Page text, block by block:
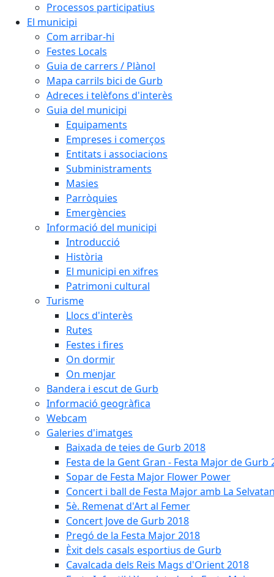
Processos participatius
El municipi
Com arribar-hi
Festes Locals
Guia de carrers / Plànol
Mapa carrils bici de Gurb
Adreces i telèfons d'interès
Guia del municipi
Equipaments
Empreses i comerços
Entitats i associacions
Subministraments
Masies
Parròquies
Emergències
Informació del municipi
Introducció
Història
El municipi en xifres
Patrimoni cultural
Turisme
Llocs d'interès
Rutes
Festes i fires
On dormir
On menjar
Bandera i escut de Gurb
Informació geogràfica
Webcam
Galeries d'imatges
Baixada de teies de Gurb 2018
Festa de la Gent Gran - Festa Major de Gurb
Sopar de Festa Major Flower Power
Concert i ball de Festa Major amb La
5è. Remenat d'Art al Femer
Concert Jove de Gurb 2018
Pregó de la Festa Major 2018
Èxit dels casals esportius de Gurb
Cavalcada dels Reis Mags d'Orient 2018